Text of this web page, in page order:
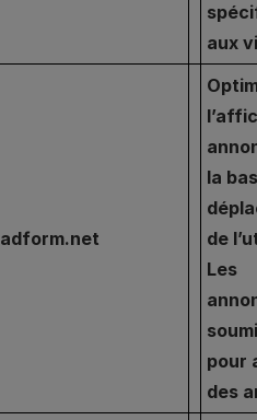
aux
adform.net
la
de
Les
pour
des